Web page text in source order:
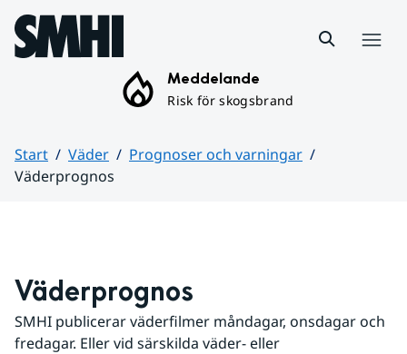
Hoppa till sidans innehåll
Meddelande
Risk för skogsbrand
Start Väder
Prognoser och varningar
Väderprognos
Väderprognos
SMHI publicerar väderfilmer måndagar, onsdagar och
fredagar. Eller vid särskilda väder- eller